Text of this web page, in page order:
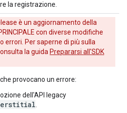
la registrazione.
è un aggiornamento della
con diverse modifiche
errori. Per saperne di più sulla
la guida Prepararsi all'SDK
provocano un errore:
dell'API legacy